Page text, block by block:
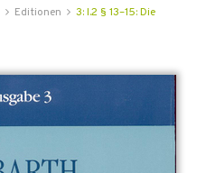
Editionen
3: I.2 § 13–15: Die